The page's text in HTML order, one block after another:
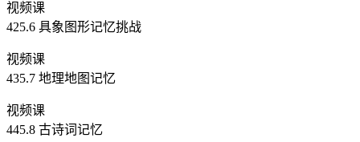
视频课
425.6 具象图形记忆挑战
视频课
435.7 地理地图记忆
视频课
445.8 古诗词记忆